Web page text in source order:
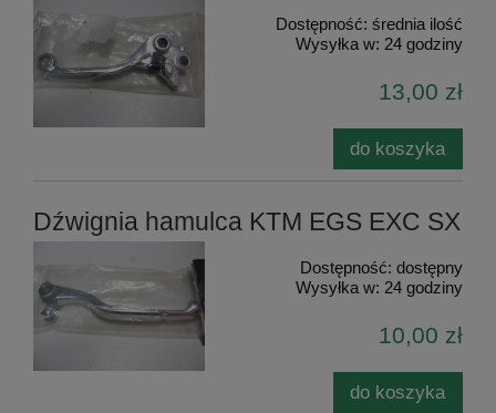
Dostępność: średnia ilość
Wysyłka w: 24 godziny
13,00 zł
do koszyka
Dźwignia hamulca KTM EGS EXC SX
Dostępność: dostępny
Wysyłka w: 24 godziny
10,00 zł
do koszyka